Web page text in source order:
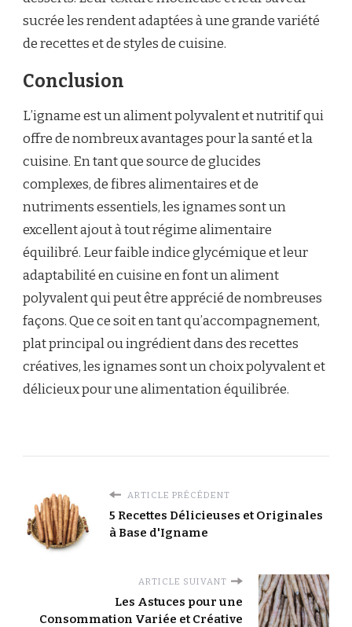
sucrée les rendent adaptées à une grande variété
de recettes et de styles de cuisine.
Conclusion
L’igname est un aliment polyvalent et nutritif qui
offre de nombreux avantages pour la santé et la
cuisine. En tant que source de glucides
complexes, de fibres alimentaires et de
nutriments essentiels, les ignames sont un
excellent ajout à tout régime alimentaire
équilibré. Leur faible indice glycémique et leur
adaptabilité en cuisine en font un aliment
polyvalent qui peut être apprécié de nombreuses
façons. Que ce soit en tant qu’accompagnement,
plat principal ou ingrédient dans des recettes
créatives, les ignames sont un choix polyvalent et
délicieux pour une alimentation équilibrée.
ARTICLE PRÉCÉDENT
5 Recettes Délicieuses et Originales
à Base d'Igname
ARTICLE SUIVANT
Les Astuces pour une
Consommation Variée et Créative